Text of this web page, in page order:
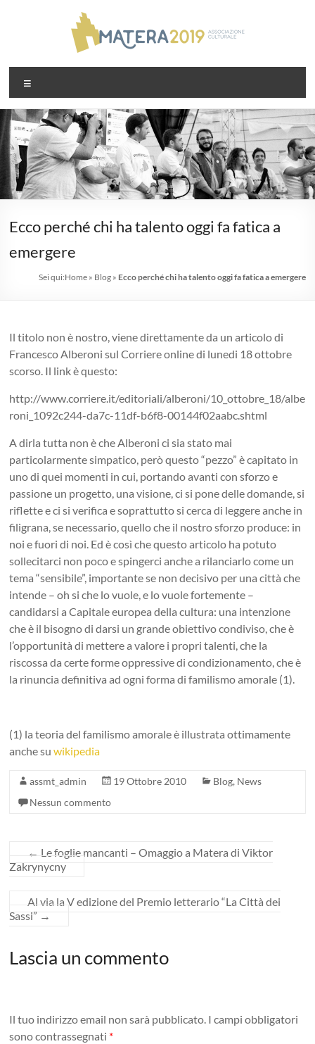
Associazione
Matera2019
Ecco perché chi ha talento oggi fa fatica a
emergere
Sei qui:Home» Blog» Ecco perché chi ha talento oggi fa fatica a emergere
Il titolo non è nostro, viene direttamente da un articolo di
Francesco Alberoni sul Corriere online di lunedi 18 ottobre
scorso. Il link è questo:
http://www.corriere.it/editoriali/alberoni/10_ottobre_18/albe
roni_1092c244-da7c-11df-b6f8-00144f02aabc.shtml
A dirla tutta non è che Alberoni ci sia stato mai
particolarmente simpatico, però questo “pezzo” è capitato in
uno di quei momenti in cui, portando avanti con sforzo e
passione un progetto, una visione, ci si pone delle domande, si
riflette e ci si verifica e soprattutto si cerca di leggere anche in
filigrana, se necessario, quello che il nostro sforzo produce: in
noi e fuori di noi. Ed è così che questo articolo ha potuto
sollecitarci non poco e spingerci anche a rilanciarlo come un
tema “sensibile”, importante se non decisivo per una città che
intende – oh si che lo vuole, e lo vuole fortemente –
candidarsi a Capitale europea della cultura: una intenzione
che è il bisogno di darsi un grande obiettivo condiviso, che è
l’opportunità di mettere a valore i propri talenti, che la
riscossa da certe forme oppressive di condizionamento, che è
la rinuncia definitiva ad ogni forma di familismo amorale (1).
(1) la teoria del familismo amorale è illustrata ottimamente
anche suwikipedia
assmt_admin 19 Ottobre 2010 Blog, News
Nessun commento
← Le foglie mancanti – Omaggio a Matera di Viktor
Zakrynycny
Al via la V edizione del Premio letterario “La Città dei
Sassi” →
Lascia un commento
Il tuo indirizzo email non sarà pubblicato. I campi obbligatori
sono contrassegnati *